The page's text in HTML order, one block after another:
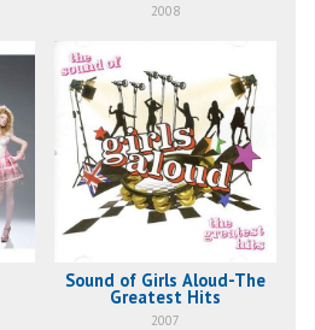
2008
Sound of Girls Aloud-The
Greatest Hits
2007